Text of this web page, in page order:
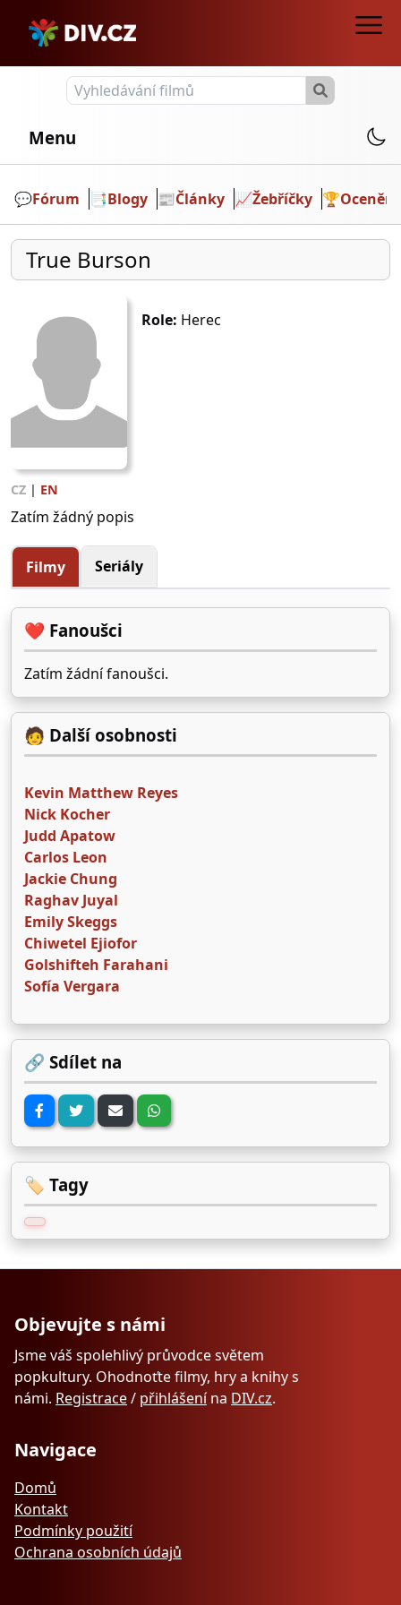
Menu
💬️Fórum 📑Blogy 📰Články 📈Žebříčky 🏆Ocenění
True Burson
Role: Herec
CZ | EN
Zatím žádný popis
Filmy Seriály
❤️ Fanoušci
Zatím žádní fanoušci.
🧑 Další osobnosti
Kevin Matthew Reyes
Nick Kocher
Judd Apatow
Carlos Leon
Jackie Chung
Raghav Juyal
Emily Skeggs
Chiwetel Ejiofor
Golshifteh Farahani
Sofía Vergara
🔗 Sdílet na
🏷️ Tagy
Objevujte s námi
Jsme váš spolehlivý průvodce světem
popkultury. Ohodnoťte filmy, hry a knihy s
námi. Registrace/ přihlášenína DIV.cz.
Navigace
Domů
Kontakt
Podmínky použití
Ochrana osobních údajů